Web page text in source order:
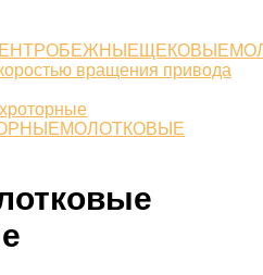
ЩЕКОВЫЕ
вращения привода
МОЛОТКОВЫЕ